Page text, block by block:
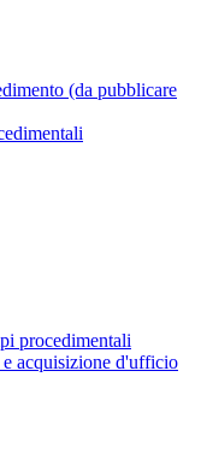
(da pubblicare
procedimentali
acquisizione d'ufficio